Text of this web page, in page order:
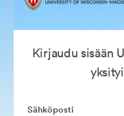
Kirjaudu sisään
Sähköposti